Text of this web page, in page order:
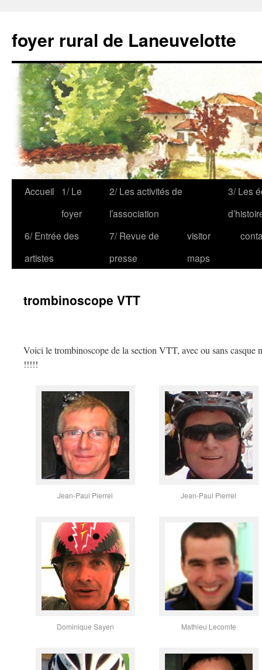
foyer rural de Laneuvelotte
Accueil
1/ Le
foyer
2/ Les activités de
l’association
3/ Les
6/ Entrée des
artistes
7/ Revue de
presse
visitor
maps
trombinoscope VTT
Voici le trombinoscope de la section VTT, avec ou sans casque
!!!!!
Jean-Paul Pierrel Jean-Paul Pierrel
Dominique Sayen Mathieu Lecomte